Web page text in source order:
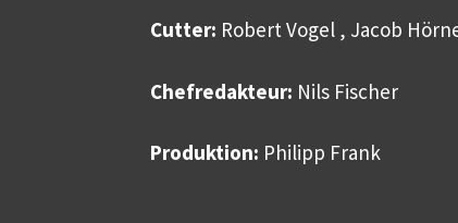
Cutter: Robert Vogel , Jacob
Chefredakteur: Nils Fischer
Produktion: Philipp Frank